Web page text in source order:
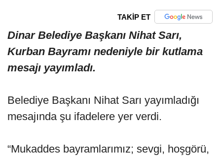
TAKİP ET
Dinar Belediye Başkanı Nihat Sarı,
Kurban Bayramı nedeniyle bir kutlama
mesajı yayımladı.
Belediye Başkanı Nihat Sarı yayımladığı
mesajında şu ifadelere yer verdi.
“Mukaddes bayramlarımız; sevgi, hoşgörü,